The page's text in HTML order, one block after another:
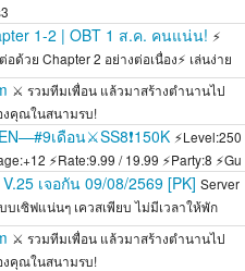
1-2 | OBT 1 ส.ค. คนแน่น! ⚡
ด้วย Chapter 2 อย่างต่อเนื่อง⚡ เล่นง่าย
⚔️ รวมทีมเพื่อน แล้วมาสร้างตำนานไป
งคุณในสนามรบ!
เดือน⚔️SS8❗150K ⚡Level:250
⚡Rate:9.99 / 19.99 ⚡Party:8 ⚡Gu
เจอกัน 09/08/2569 [PK] Server
เซิฟแน่นๆ เควสเพียบ ไม่มีเวลาให้พัก
⚔️ รวมทีมเพื่อน แล้วมาสร้างตำนานไป
งคุณในสนามรบ!